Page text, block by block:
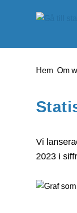
Gå till innehåll
Du är här:
Hem Om
Vi
2023 i